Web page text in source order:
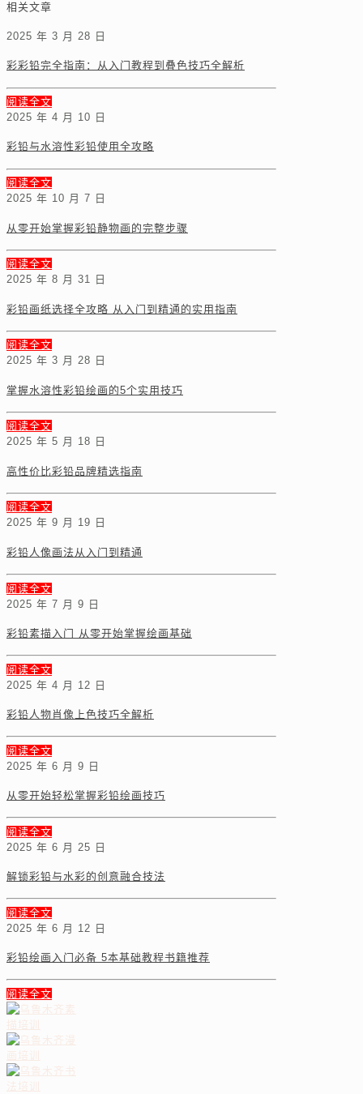
相关文章
2025 年 3 月 28 日
彩彩铅完全指南：从入门教程到叠色技巧全解析
阅读全文
2025 年 4 月 10 日
彩铅与水溶性彩铅使用全攻略
阅读全文
2025 年 10 月 7 日
从零开始掌握彩铅静物画的完整步骤
阅读全文
2025 年 8 月 31 日
彩铅画纸选择全攻略 从入门到精通的实用指南
阅读全文
2025 年 3 月 28 日
掌握水溶性彩铅绘画的5个实用技巧
阅读全文
2025 年 5 月 18 日
高性价比彩铅品牌精选指南
阅读全文
2025 年 9 月 19 日
彩铅人像画法从入门到精通
阅读全文
2025 年 7 月 9 日
彩铅素描入门 从零开始掌握绘画基础
阅读全文
2025 年 4 月 12 日
彩铅人物肖像上色技巧全解析
阅读全文
2025 年 6 月 9 日
从零开始轻松掌握彩铅绘画技巧
阅读全文
2025 年 6 月 25 日
解锁彩铅与水彩的创意融合技法
阅读全文
2025 年 6 月 12 日
彩铅绘画入门必备 5本基础教程书籍推荐
阅读全文